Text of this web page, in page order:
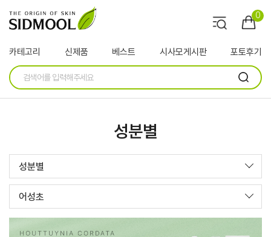
0
카테고리 신제품 베스트 시사모게시판 포토후기
성분별
성분별
어성초